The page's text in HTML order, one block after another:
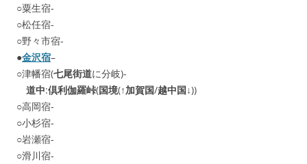
○粟生宿-
○松任宿-
○野々市宿-
●金沢宿–
○津幡宿(七尾街道に分岐)-
道中:倶利伽羅峠(国境(↑加賀国/越中国↓))
○高岡宿-
○小杉宿-
○岩瀬宿-
○滑川宿-